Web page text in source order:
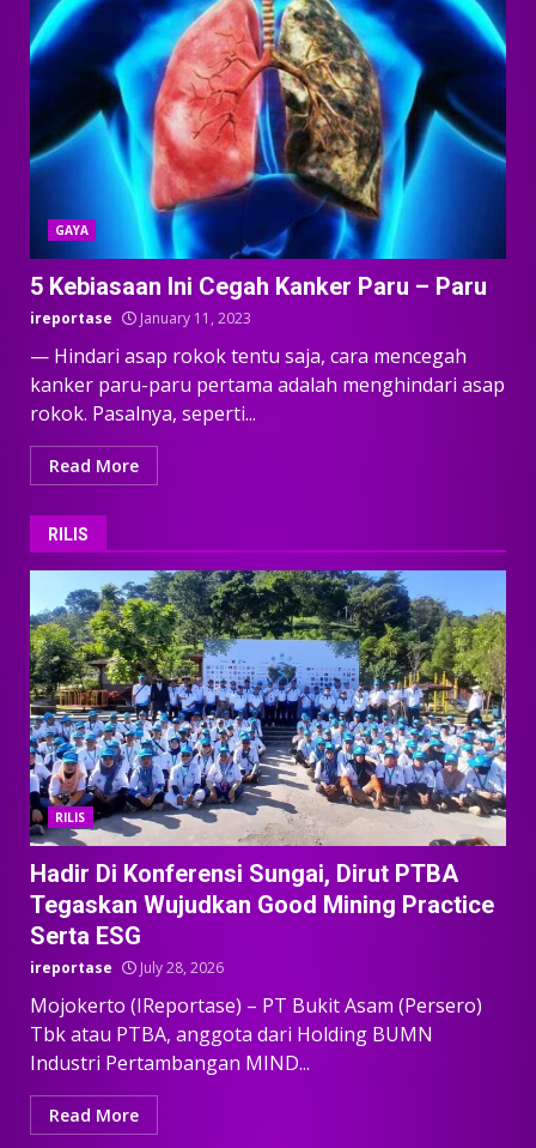
GAYA
5 Kebiasaan Ini Cegah Kanker Paru – Paru
ireportase January 11, 2023
— Hindari asap rokok tentu saja, cara mencegah
kanker paru-paru pertama adalah menghindari asap
rokok. Pasalnya, seperti...
Read More
RILIS
RILIS
Hadir Di Konferensi Sungai, Dirut PTBA
Tegaskan Wujudkan Good Mining Practice
Serta ESG
ireportase July 28, 2026
Mojokerto (IReportase) – PT Bukit Asam (Persero)
Tbk atau PTBA, anggota dari Holding BUMN
Industri Pertambangan MIND...
Read More